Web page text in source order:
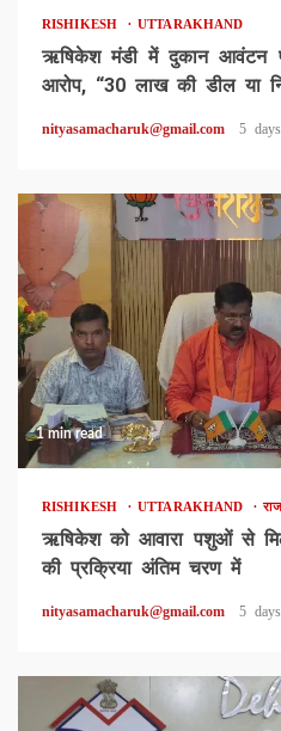
RISHIKESH UTTARAKHAND
ऋषिकेश मंडी में दुकान आवंटन
आरोप, “30 लाख की डील या
nityasamacharuk@gmail.com 5
1 min read
RISHIKESH UTTARAKHAND
ऋषिकेश को आवारा पशुओं से
की प्रक्रिया अंतिम चरण में
nityasamacharuk@gmail.com 5